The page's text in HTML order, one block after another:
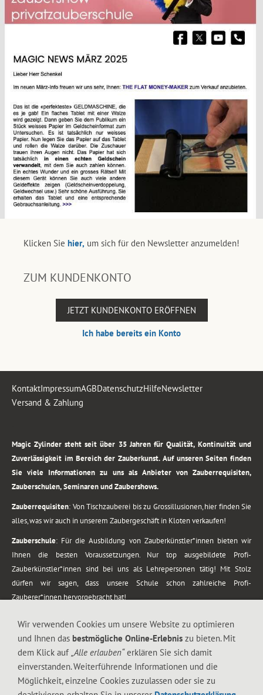
Klicken Sie hier, um sich für den Newsletter anzumelden!
ZUM KUNDENKONTO
JETZT KUNDENKONTO ERÖFFNEN
Ich habe bereits ein Konto
KontaktImpressumAGBDatenschutzHilfeNewsletter
Versand & Zahlung
Magic Zylinder steht seit über 35 Jahren für Qualität, Kontinuität und
Zuverlässigkeit im Bereich der Zauberkunst. Auf unseren Seiten finden
Sie viele Informationen zu uns als Anbieter von Zauberrequisiten,
Zauberschulen, Seminaren und Zaubershows.
Zauberrequisiten: Von Tischzauberei bis zu Grossillusionen, hier finden Sie
alles, was wir auch in unserem Zaubergeschäft in Kloten verkaufen!
Zauberschule: Für die Ausbildung von Zauberkünstler*innen bieten wir
Ihnen die besten Voraussetzungen. Nur top ausgebildete Profi-
Zauberkünstler*innen sind bei uns als Lehrepersonen tätig! Mit Stolz
dürfen wir sagen, dass unsere Schule schon zahlreiche Profi-
Zauberer*innen hervorgebracht hat!
vom Kinderprogramm bis zur Tischzauberei. Lassen Sie sich faszinieren von
meiner Zauber-Sprech-Show, angerührt mit sprachlichen Sequenzen,
gewürzt mit Gags und visuellen Illusionen wie Kaninchen, Vasen, Seilen,
Wir verwenden Cookies um unsere Website zu optimieren
und Ihnen das bestmögliche Online-Erlebnis zu bieten. Mit
dem Klick auf „Alle erlauben“erklären Sie sich damit
einverstanden. Weiterführende Informationen und die
Möglichkeit, einzelne Cookies zuzulassen oder sie zu